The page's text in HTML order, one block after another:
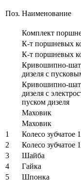
Поз. Наименование
Комплект
К-т поршневых
К-т поршневых
Кривошипно-
дизеля с
Кривошипно-
дизеля с
пуском дизеля
Маховик
Маховик
1
Колесо зубчатое
2
Колесо зубчатое
3
Шайба
4
Гайка
5
Шпонка